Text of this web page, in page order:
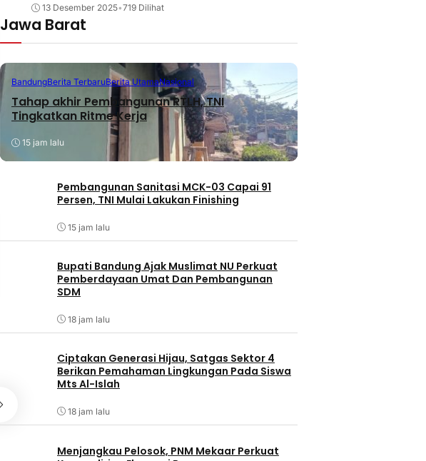
Berita Utama
Itwasum Polri Tahap II Tahun
Pemko Batam, Amsakar
13 Desember 2025•719 Dilihat
Jawa Barat
BandungBerita TerbaruBerita UtamaNasional
Tahap akhir Pembangunan RTLH, TNI
Tingkatkan Ritme Kerja
15 jam lalu
Pembangunan Sanitasi MCK-03 Capai 91
Persen, TNI Mulai Lakukan Finishing
15 jam lalu
Bupati Bandung Ajak Muslimat NU Perkuat
Pemberdayaan Umat Dan Pembangunan
SDM
18 jam lalu
Ciptakan Generasi Hijau, Satgas Sektor 4
Berikan Pemahaman Lingkungan Pada Siswa
Mts Al-Islah
18 jam lalu
Menjangkau Pelosok, PNM Mekaar Perkuat